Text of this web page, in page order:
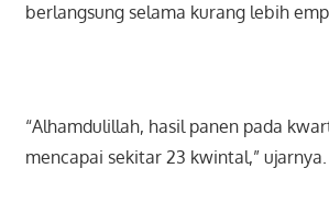
berlangsung selama kurang lebih
“Alhamdulillah, hasil panen pada
mencapai sekitar 23 kwintal,” ujarnya.